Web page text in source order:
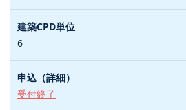
6
受付終了